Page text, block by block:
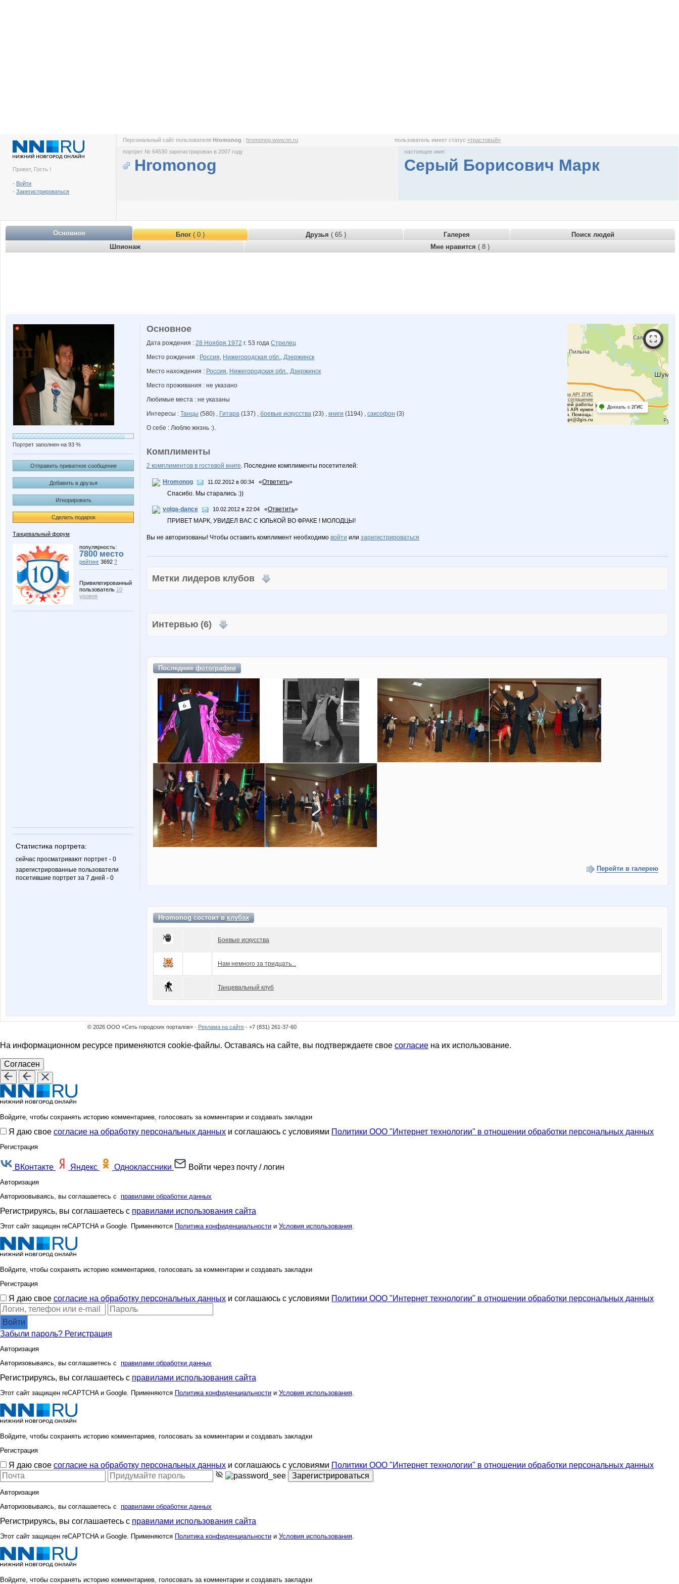
Привет, Гость !
- Войти
- Зарегистрироваться
Персональный сайт пользователя Hromonog : hromonog.www.nn.ru пользователь имеет статус«трастовый»
портрет № 64530 зарегистрирован в 2007 году
Hromonog
настоящее имя:
Серый Борисович Марк
Основное Блог( 0 ) Друзья ( 65 ) Галерея
Поиск людей
Шпионаж
Мне нравится ( 8 )
Портрет заполнен на 93 %
Отправить приватное сообщение
Добавить в друзья
Игнорировать
Сделать подарок
Танцевальный форум
популярность:
7800 место
рейтинг 3692 ?
Привилегированный
пользователь 10
уровня
Статистика портрета:
сейчас просматривают портрет - 0
зарегистрированные пользователи
посетившие портрет за 7 дней - 0
Работает на API 2ГИС
Лицензионное соглашение
Для корректной работы
Raster JS API нужен
ключ. Помощь:
api@2gis.ru
Доехать с 2ГИС
Основное
Дата рождения : 28 Ноября 1972 г. 53 года Стрелец
Место рождения : Россия, Нижегородская обл., Дзержинск
Место нахождения : Россия, Нижегородская обл., Дзержинск
Место проживания : не указано
Любимые места : не указаны
Интересы : Танцы (580) , Гитара (137) , боевые искусства (23) , книги (1194) , саксофон (3)
О себе : Люблю жизнь :).
Комплименты
2 комплиментов в гостевой книге. Последние комплименты посетителей:
Hromonog 11.02.2012 в 00:34 «Ответить»
Спасибо. Мы старались :))
volga-dance 10.02.2012 в 22:04 «Ответить»
ПРИВЕТ МАРК, УВИДЕЛ ВАС С ЮЛЬКОЙ ВО ФРАКЕ ! МОЛОДЦЫ!
Вы не авторизованы! Чтобы оставить комплимент необходимо войти или зарегистрироваться
Метки лидеров клубов
Интервью (6)
Последниефотографии
Перейти в галерею
Hromonog состоит вклубах
Боевые искусства
Нам немного за тридцать...
Танцевальный клуб
© 2026 ООО «Сеть городских порталов» · Реклама на сайте - +7 (831) 261-37-60
На информационном ресурсе применяются cookie-файлы. Оставаясь на сайте, вы подтверждаете свое согласие на их использование.
Согласен
Войдите, чтобы сохранять историю комментариев, голосовать за комментарии и создавать закладки
Я даю свое согласие на обработку персональных данных и соглашаюсь с условиями Политики ООО "Интернет технологии" в отношении обработки персональных данных
Регистрация
ВКонтакте Яндекс Одноклассники Войти через почту / логин
Авторизация
Авторизовываясь, вы соглашаетесь с правилами обработки данных
Регистрируясь, вы соглашаетесь с правилами использования сайта
Этот сайт защищен reCAPTCHA и Google. Применяются Политика конфиденциальности и Условия использования.
Войдите, чтобы сохранять историю комментариев, голосовать за комментарии и создавать закладки
Регистрация
Я даю свое согласие на обработку персональных данных и соглашаюсь с условиями Политики ООО "Интернет технологии" в отношении обработки персональных данных
Войти
Забыли пароль? Регистрация
Авторизация
Авторизовываясь, вы соглашаетесь с правилами обработки данных
Регистрируясь, вы соглашаетесь с правилами использования сайта
Этот сайт защищен reCAPTCHA и Google. Применяются Политика конфиденциальности и Условия использования.
Войдите, чтобы сохранять историю комментариев, голосовать за комментарии и создавать закладки
Регистрация
Я даю свое согласие на обработку персональных данных и соглашаюсь с условиями Политики ООО "Интернет технологии" в отношении обработки персональных данных
Зарегистрироваться
Авторизация
Авторизовываясь, вы соглашаетесь с правилами обработки данных
Регистрируясь, вы соглашаетесь с правилами использования сайта
Этот сайт защищен reCAPTCHA и Google. Применяются Политика конфиденциальности и Условия использования.
Войдите, чтобы сохранять историю комментариев, голосовать за комментарии и создавать закладки